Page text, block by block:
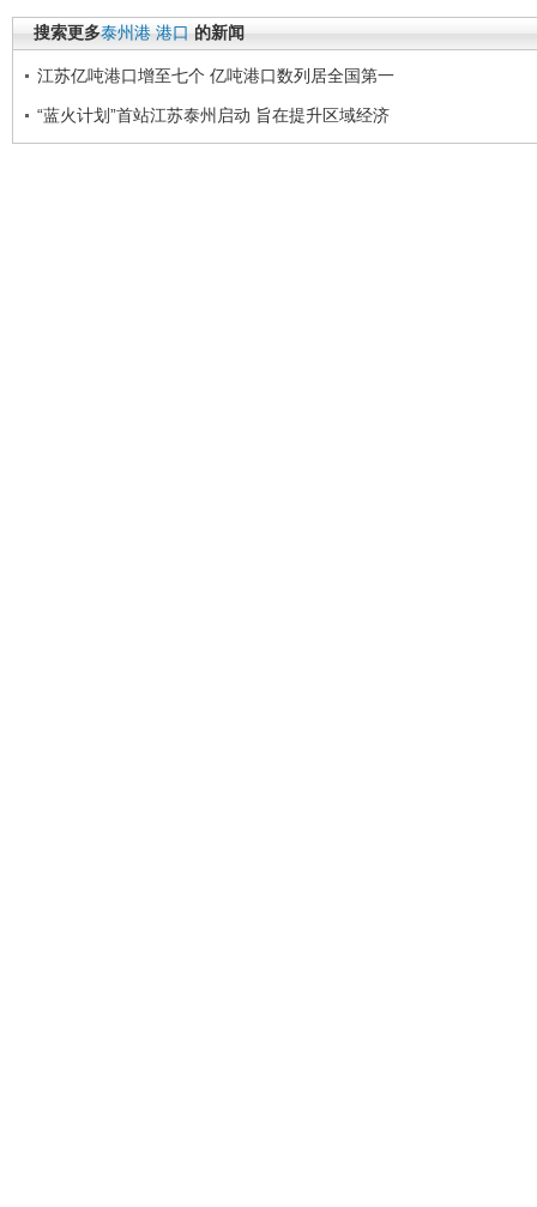
搜索更多泰州港 港口 的新闻
江苏亿吨港口增至七个 亿吨港口数列居全国第一
“蓝火计划”首站江苏泰州启动 旨在提升区域经济